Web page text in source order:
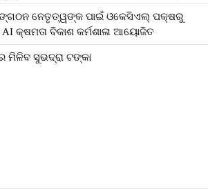
ନେତୃତ୍ୱଙ୍କ ପାଇଁ ଓକେସିଏଲ୍ ପକ୍ଷରୁ
କ୍ଷମତା ବିକାଶ କର୍ମଶାଳା ଆୟୋଜିତ
ମିଳିବ ସୁଭଦ୍ରା ଟଙ୍କା